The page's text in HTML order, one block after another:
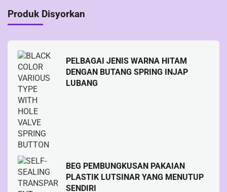
Produk Disyorkan
PELBAGAI JENIS WARNA HITAM
DENGAN BUTANG SPRING INJAP
LUBANG
BEG PEMBUNGKUSAN PAKAIAN
PLASTIK LUTSINAR YANG MENUTUP
SENDIRI